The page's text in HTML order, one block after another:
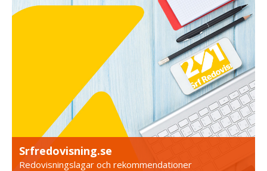
Srfredovisning.se
Redovisningslagar och rekommendationer